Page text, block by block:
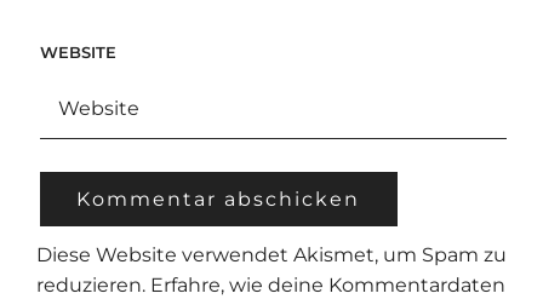
WEBSITE
Diese Website verwendet Akismet, um Spam zu
reduzieren. Erfahre, wie deine Kommentardaten